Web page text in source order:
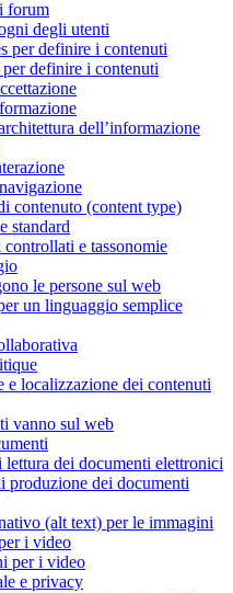
forum
degli utenti
per definire i contenuti
definire i contenuti
dell’informazione
contenuto (content type)
standard
e tassonomie
le persone sul web
un linguaggio semplice
e localizzazione dei contenuti
vanno sul web
dei documenti elettronici
produzione dei documenti
(alt text) per le immagini
i video
per i video
e privacy